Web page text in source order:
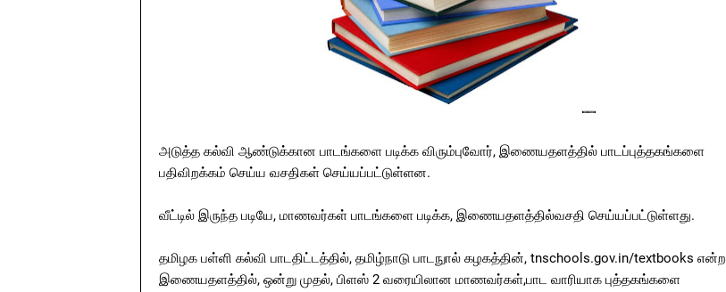
அடுத்த கல்வி ஆண்டுக்கான பாடங்களை படிக்க விரும்புவோர், இணையதளத்தில் பாடப்புத்தகங்களை
பதிவிறக்கம் செய்ய வசதிகள் செய்யப்பட்டுள்ளன.
வீட்டில் இருந்த படியே, மாணவர்கள் பாடங்களை படிக்க, இணையதளத்தில்வசதி செய்யப்பட்டுள்ளது.
தமிழக பள்ளி கல்வி பாடதிட்டத்தில், தமிழ்நாடு பாடநுால் கழகத்தின், tnschools.gov.in/textbooks என்ற
இணையதளத்தில், ஒன்று முதல், பிளஸ் 2 வரையிலான மாணவர்கள்,பாட வாரியாக புத்தகங்களை